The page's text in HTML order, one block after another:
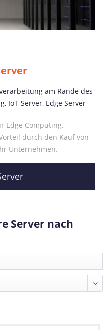
am Rande des
IoT-Server, Edge Server
Edge Computing.
durch den Kauf von
Unternehmen.
Server nach